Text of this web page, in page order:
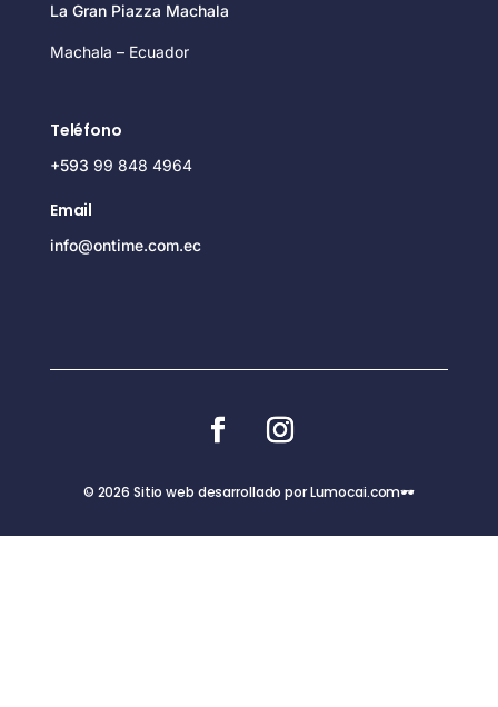
La Gran Piazza Machala
Machala – Ecuador
Teléfono
+593 99 848 4964
Email
info@ontime.com.ec
© 2026 Sitio web desarrollado por Lumocai.com🕶️